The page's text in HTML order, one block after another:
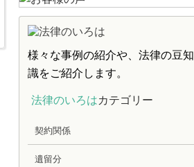
様々な事例の紹介や、 法律の豆知
識をご紹介します。
法律のいろはカテゴリー
契約関係
遺留分